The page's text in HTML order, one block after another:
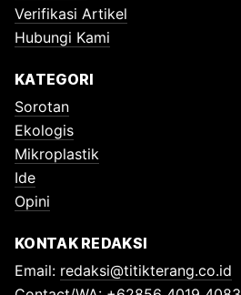
Verifikasi Artikel
Hubungi Kami
KATEGORI
Sorotan
Ekologis
Mikroplastik
Ide
Opini
KONTAK REDAKSI
Email: redaksi@titikterang.co.id